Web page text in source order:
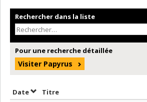
Rechercher dans la liste
Pour une recherche détaillée
Visiter Papyrus
DateTrier par date en ordre croissant
Titre